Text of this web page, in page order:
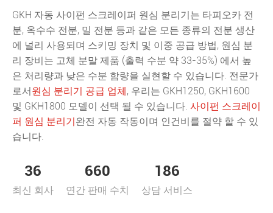
GKH 자동 사이펀 스크레이퍼 원심 분리기는 타피오카 전
분, 옥수수 전분, 밀 전분 등과 같은 모든 종류의 전분 생산
에 널리 사용되며 스키밍 장치 및 이중 공급 방법, 원심 분
리 장비는 고체 분말 제품 (출력 수분 약 33-35%) 에서 높
은 처리량과 낮은 수분 함량을 실현할 수 있습니다. 전문가
로서원심 분리기 공급 업체, 우리는 GKH1250, GKH1600
및 GKH1800 모델이 선택 될 수 있습니다. 사이펀 스크레이
퍼 원심 분리기완전 자동 작동이며 인건비를 절약 할 수 있
습니다.
36
최신 회사
660
연간 판매 수치
186
상담 서비스